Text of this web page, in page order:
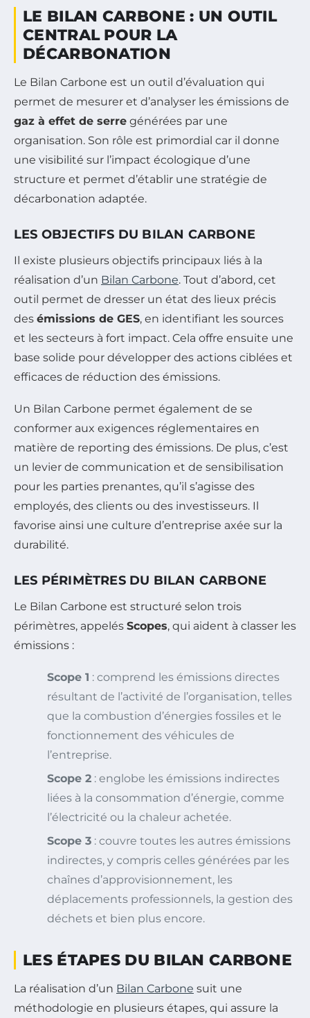
LE BILAN CARBONE : UN OUTIL
CENTRAL POUR LA
DÉCARBONATION
Le Bilan Carbone est un outil d’évaluation qui
permet de mesurer et d’analyser les émissions de
gaz à effet de serre générées par une
organisation. Son rôle est primordial car il donne
une visibilité sur l’impact écologique d’une
structure et permet d’établir une stratégie de
décarbonation adaptée.
LES OBJECTIFS DU BILAN CARBONE
Il existe plusieurs objectifs principaux liés à la
réalisation d’un Bilan Carbone. Tout d’abord, cet
outil permet de dresser un état des lieux précis
des émissions de GES, en identifiant les sources
et les secteurs à fort impact. Cela offre ensuite une
base solide pour développer des actions ciblées et
efficaces de réduction des émissions.
Un Bilan Carbone permet également de se
conformer aux exigences réglementaires en
matière de reporting des émissions. De plus, c’est
un levier de communication et de sensibilisation
pour les parties prenantes, qu’il s’agisse des
employés, des clients ou des investisseurs. Il
favorise ainsi une culture d’entreprise axée sur la
durabilité.
LES PÉRIMÈTRES DU BILAN CARBONE
Le Bilan Carbone est structuré selon trois
périmètres, appelés Scopes, qui aident à classer les
émissions :
Scope 1 : comprend les émissions directes
résultant de l’activité de l’organisation, telles
que la combustion d’énergies fossiles et le
fonctionnement des véhicules de
l’entreprise.
Scope 2 : englobe les émissions indirectes
liées à la consommation d’énergie, comme
l’électricité ou la chaleur achetée.
Scope 3 : couvre toutes les autres émissions
indirectes, y compris celles générées par les
chaînes d’approvisionnement, les
déplacements professionnels, la gestion des
déchets et bien plus encore.
LES ÉTAPES DU BILAN CARBONE
La réalisation d’un Bilan Carbone suit une
méthodologie en plusieurs étapes, qui assure la